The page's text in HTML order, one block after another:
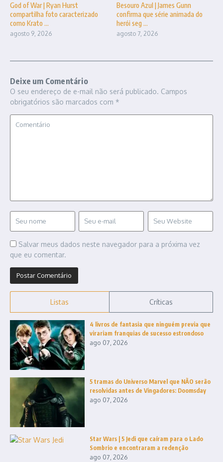
God of War | Ryan Hurst
compartilha foto caracterizado
como Krato ...
agosto 9, 2026
Besouro Azul | James Gunn
confirma que série animada do
herói seg ...
agosto 7, 2026
Deixe um Comentário
O seu endereço de e-mail não será publicado. Campos
obrigatórios são marcados com *
Salvar meus dados neste navegador para a próxima vez
que eu comentar.
Listas Críticas
4 livros de fantasia que ninguém previa que
virariam franquias de sucesso estrondoso
ago 07, 2026
5 tramas do Universo Marvel que NÃO serão
resolvidas antes de Vingadores: Doomsday
ago 07, 2026
Star Wars | 5 Jedi que caíram para o Lado
Sombrio e encontraram a redenção
ago 07, 2026